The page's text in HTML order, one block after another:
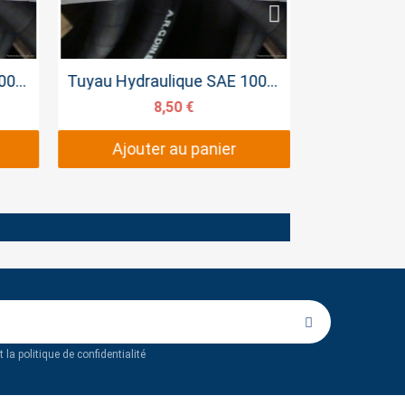
Tuyau Hydraulique SAE 100R2T 3/8 Aperçu rapide Tuyau Hydraulique SAE 100R2T 1/2
8,50 €
Ajouter au panier
la politique de confidentialité